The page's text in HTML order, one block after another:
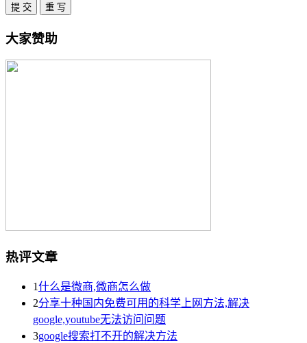
大家赞助
热评文章
1什么是微商,微商怎么做
2分享十种国内免费可用的科学上网方法,解决
google,youtube无法访问问题
3google搜索打不开的解决方法